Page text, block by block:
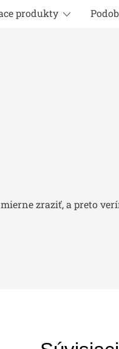
produkty
zraziť, a preto